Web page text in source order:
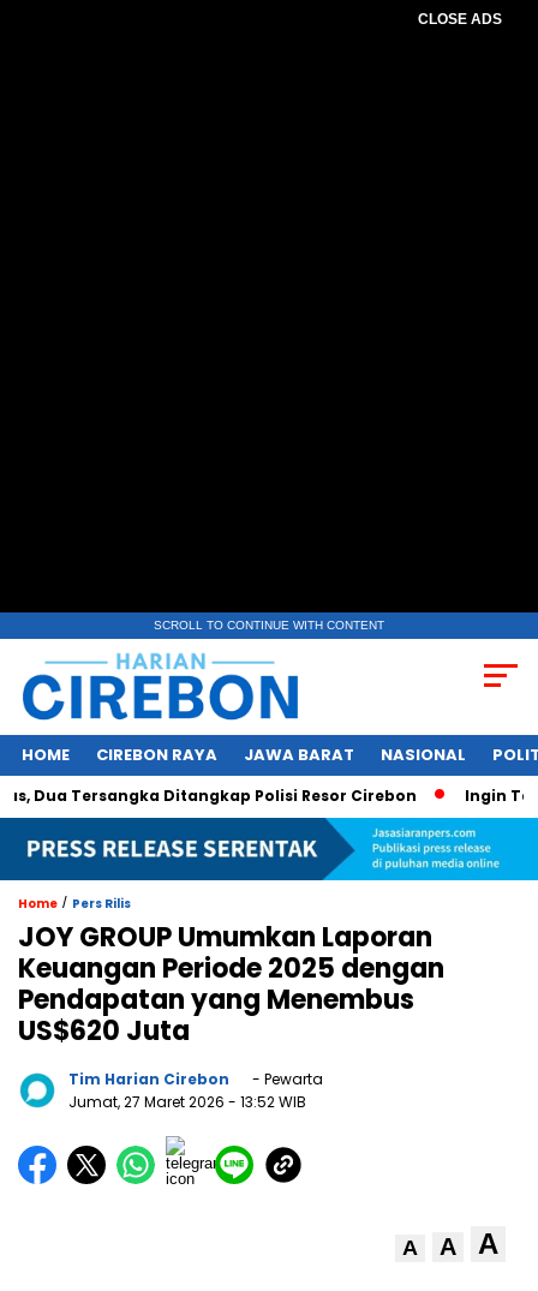
CLOSE ADS
SCROLL TO CONTINUE WITH CONTENT
HOME CIREBON RAYA JAWA BARAT NASIONAL
Tersangka Ditangkap Polisi Resor Cirebon Ingin
Home / Pers Rilis
JOY GROUP Umumkan Laporan
Keuangan Periode 2025 dengan
Pendapatan yang Menembus
US$620 Juta
Tim Harian Cirebon
- Pewarta
Jumat, 27 Maret 2026 - 13:52 WIB
A A A